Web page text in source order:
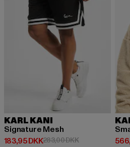
KARL KANI
Signature Mesh
183,95 DKK
Nuværende pris: 183,95 DKK
283,00 DKKKampagnepris: